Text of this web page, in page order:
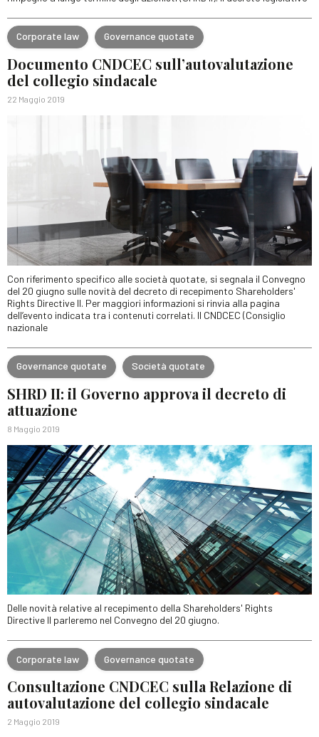
Corporate law Governance quotate
Documento CNDCEC sull’autovalutazione
del collegio sindacale
22 Maggio 2019
Con riferimento specifico alle società quotate, si segnala il Convegno
del 20 giugno sulle novità del decreto di recepimento Shareholders'
Rights Directive II. Per maggiori informazioni si rinvia alla pagina
dell’evento indicata tra i contenuti correlati. Il CNDCEC (Consiglio
nazionale
Governance quotate Società quotate
SHRD II: il Governo approva il decreto di
attuazione
8 Maggio 2019
Delle novità relative al recepimento della Shareholders' Rights
Directive II parleremo nel Convegno del 20 giugno.
Corporate law Governance quotate
Consultazione CNDCEC sulla Relazione di
autovalutazione del collegio sindacale
2 Maggio 2019